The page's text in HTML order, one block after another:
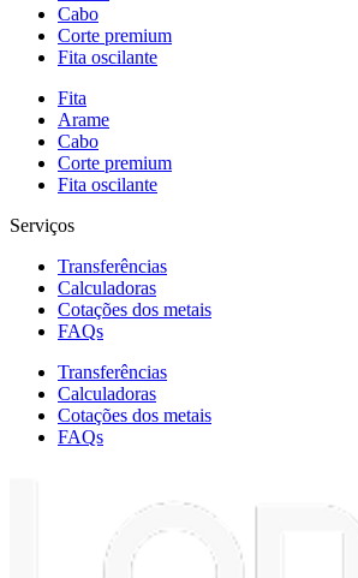
Cabo
Corte premium
Fita oscilante
Fita
Arame
Cabo
Corte premium
Fita oscilante
Serviços
Transferências
Calculadoras
Cotações dos metais
FAQs
Transferências
Calculadoras
Cotações dos metais
FAQs